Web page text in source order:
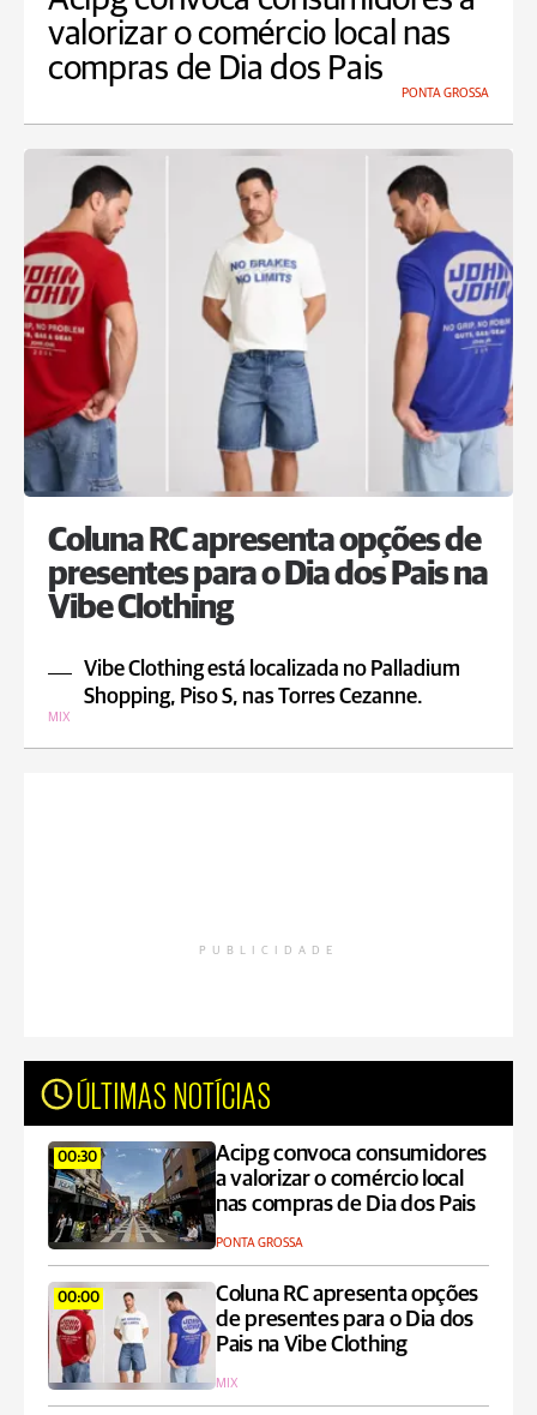
valorizar o comércio local nas
compras de Dia dos Pais
PONTA GROSSA
Coluna RC apresenta opções de
presentes para o Dia dos Pais na
Vibe Clothing
Vibe Clothing está localizada no Palladium
Shopping, Piso S, nas Torres Cezanne.
MIX
PUBLICIDADE
ÚLTIMAS NOTÍCIAS
00:30
Acipg convoca consumidores
a valorizar o comércio local
nas compras de Dia dos Pais
PONTA GROSSA
00:00
Coluna RC apresenta opções
de presentes para o Dia dos
Pais na Vibe Clothing
MIX